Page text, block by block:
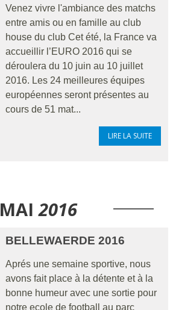
Venez vivre l'ambiance des matchs
entre amis ou en famille au club
house du club Cet été, la France va
accueillir l’EURO 2016 qui se
déroulera du 10 juin au 10 juillet
2016. Les 24 meilleures équipes
européennes seront présentes au
cours de 51 mat...
LIRE LA SUITE
MAI 2016
BELLEWAERDE 2016
Aprés une semaine sportive, nous
avons fait place à la détente et à la
bonne humeur avec une sortie pour
notre ecole de football au parc